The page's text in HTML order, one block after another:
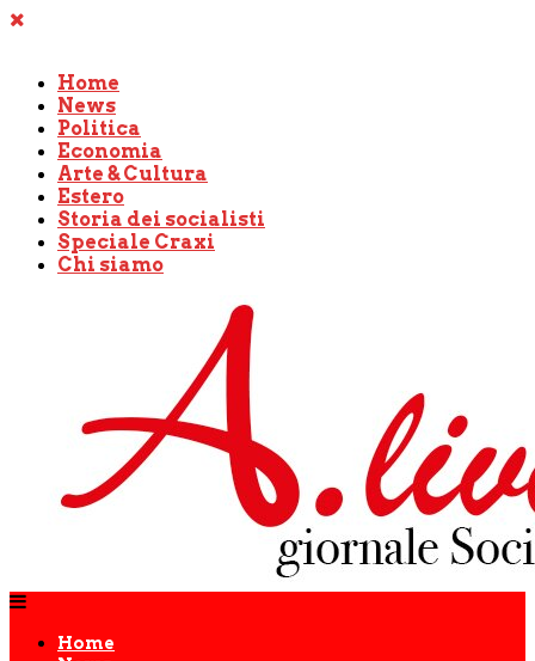
Home
News
Politica
Economia
Arte & Cultura
Estero
Storia dei socialisti
Speciale Craxi
Chi siamo
Home